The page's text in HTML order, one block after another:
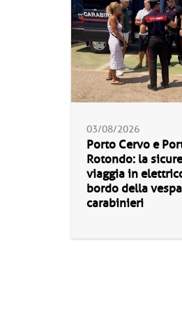
03/08/2026
Porto Cervo e
Rotondo: la
viaggia in
bordo della
carabinieri